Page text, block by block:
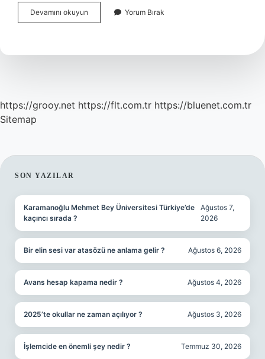
Devamını okuyun Dünyada
En
Oteli
Yorum Bırak
https://grooy.net https://flt.com.tr https://bluenet.com.tr
Sitemap
SIDEBAR
SON YAZILAR
Karamanoğlu Mehmet Bey Üniversitesi Türkiye’de
kaçıncı sırada ?
Ağustos 7,
2026
Bir elin sesi var atasözü ne anlama gelir ? Ağustos 6, 2026
Avans hesap kapama nedir ? Ağustos 4, 2026
2025’te okullar ne zaman açılıyor ? Ağustos 3, 2026
İşlemcide en önemli şey nedir ? Temmuz 30, 2026